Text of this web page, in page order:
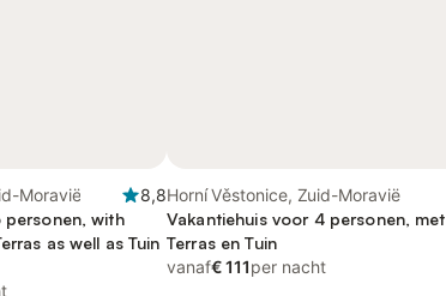
Moravië
8,8
personen, with
as well as Tuin
Horní Věstonice, Zuid-Moravië
Vakantiehuis voor 4 personen, met
Terras en Tuin
vanaf€ 111per nacht